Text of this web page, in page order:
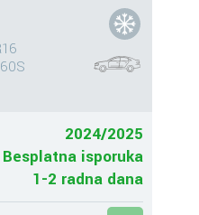
2024/2025
Besplatna isporuka
1-2 radna dana